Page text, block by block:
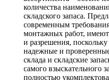
количества
складского запаса.
современным
монтажных работ,
и разрешения,
надежные и
склада и складские
самого взыскательного
полностью